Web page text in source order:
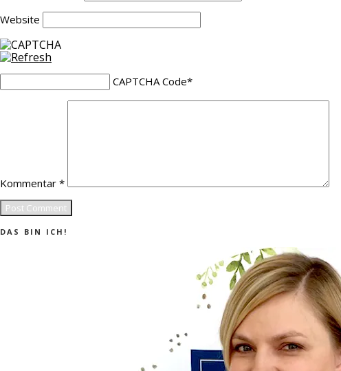
Website
CAPTCHA Code*
Kommentar *
DAS BIN ICH!